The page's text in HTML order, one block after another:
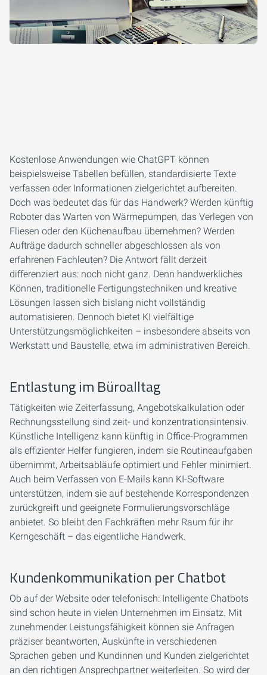
Kostenlose Anwendungen wie ChatGPT können
beispielsweise Tabellen befüllen, standardisierte Texte
verfassen oder Informationen zielgerichtet aufbereiten.
Doch was bedeutet das für das Handwerk? Werden künftig
Roboter das Warten von Wärmepumpen, das Verlegen von
Fliesen oder den Küchenaufbau übernehmen? Werden
Aufträge dadurch schneller abgeschlossen als von
erfahrenen Fachleuten? Die Antwort fällt derzeit
differenziert aus: noch nicht ganz. Denn handwerkliches
Können, traditionelle Fertigungstechniken und kreative
Lösungen lassen sich bislang nicht vollständig
automatisieren. Dennoch bietet KI vielfältige
Unterstützungsmöglichkeiten – insbesondere abseits von
Werkstatt und Baustelle, etwa im administrativen Bereich.
Entlastung im Büroalltag
Tätigkeiten wie Zeiterfassung, Angebotskalkulation oder
Rechnungsstellung sind zeit- und konzentrationsintensiv.
Künstliche Intelligenz kann künftig in Office-Programmen
als effizienter Helfer fungieren, indem sie Routineaufgaben
übernimmt, Arbeitsabläufe optimiert und Fehler minimiert.
Auch beim Verfassen von E-Mails kann KI-Software
unterstützen, indem sie auf bestehende Korrespondenzen
zurückgreift und geeignete Formulierungsvorschläge
anbietet. So bleibt den Fachkräften mehr Raum für ihr
Kerngeschäft – das eigentliche Handwerk.
Kundenkommunikation per Chatbot
Ob auf der Website oder telefonisch: Intelligente Chatbots
sind schon heute in vielen Unternehmen im Einsatz. Mit
zunehmender Leistungsfähigkeit können sie Anfragen
präziser beantworten, Auskünfte in verschiedenen
Sprachen geben und Kundinnen und Kunden zielgerichtet
an den richtigen Ansprechpartner weiterleiten. So wird der